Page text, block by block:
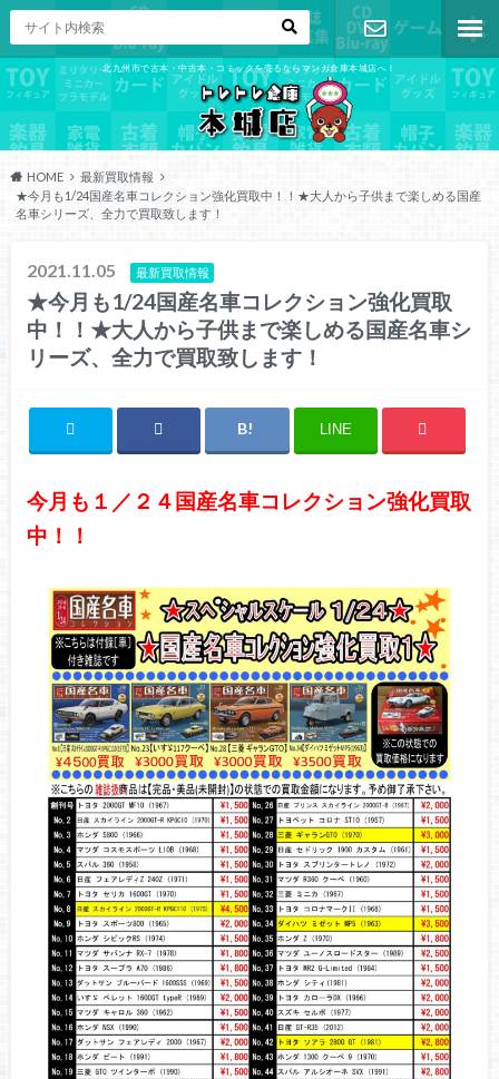
北九州市で古本・中古本・コミックを売るならマンガ倉庫本城店へ！
お問い合わ
せ
HOME
最新買取情報
★今月も1/24国産名車コレクション強化買取中！！★大人から子供まで楽しめる国産
名車シリーズ、全力で買取致します！
2021.11.05 最新買取情報
★今月も1/24国産名車コレクション強化買取
中！！★大人から子供まで楽しめる国産名車シ
リーズ、全力で買取致します！
LINE
今月も１／２４国産名車コレクション強化買取
中！！